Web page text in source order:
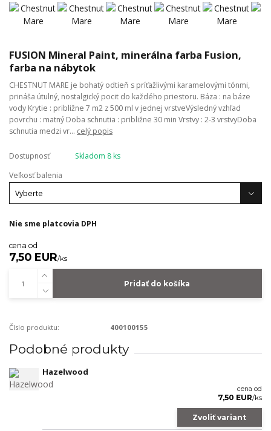
FUSION Mineral Paint, minerálna farba Fusion,
farba na nábytok
CHESTNUT MARE je bohatý odtieň s príťažlivými karamelovými tónmi,
prináša útulný, nostalgický pocit do každého priestoru. Báza : na báze
vody Krytie : približne 7 m2 z 500 ml v jednej vrstveVýsledný vzhľad
povrchu : matný Doba schnutia : približne 30 min Vrstvy : 2-3 vrstvyDoba
schnutia medzi vr... celý popis
Dostupnosť
Skladom 8 ks
Veľkosť balenia
Nie sme platcovia DPH
cena od
7,50 EUR/ks
Pridať do košíka
Číslo produktu: 400100155
Podobné produkty
Hazelwood
cena od
7,50 EUR/ks
Zvoliť variant